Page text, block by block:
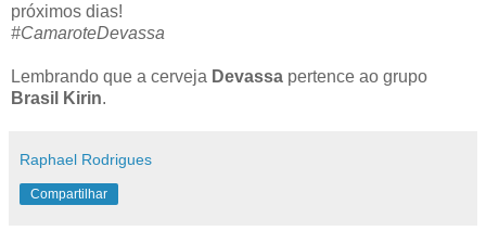
próximos dias!
#CamaroteDevassa
Lembrando que a cerveja Devassa pertence ao grupo
Brasil Kirin.
Raphael Rodrigues
Compartilhar